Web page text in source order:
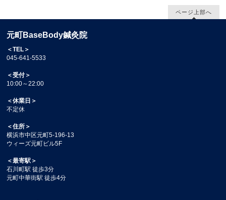
ページ上部へ
元町BaseBody鍼灸院
＜TEL＞
045-641-5533
＜受付＞
10:00～22:00
＜休業日＞
不定休
＜住所＞
横浜市中区元町5-196-13
ウィーズ元町ビル5F
＜最寄駅＞
石川町駅 徒歩3分
元町中華街駅 徒歩4分